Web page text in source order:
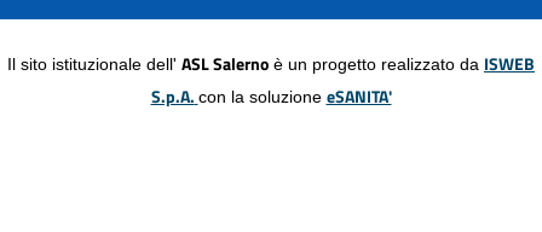
Il sito istituzionale dell' ASL Salerno è un progetto realizzato da ISWEB
S.p.A. con la soluzione eSANITA'